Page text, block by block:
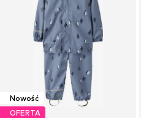
Nowość
OFERTA